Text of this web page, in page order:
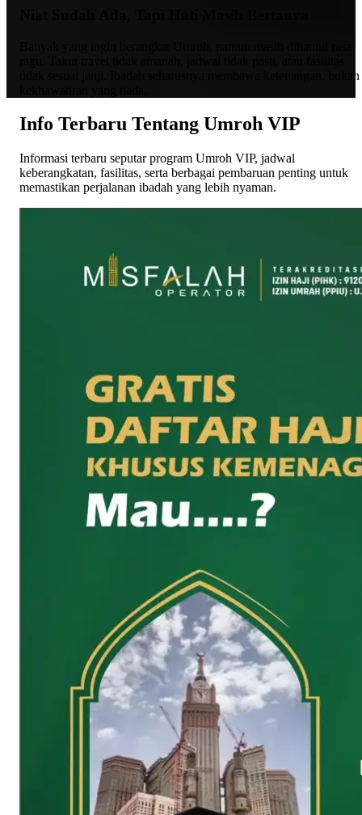
tidak sesuai janji. Ibadah seharusnya membawa ketenangan, bukan
Info Terbaru Tentang Umroh VIP
Informasi terbaru seputar program Umroh VIP, jadwal
keberangkatan, fasilitas, serta berbagai pembaruan penting untuk
memastikan perjalanan ibadah yang lebih nyaman.